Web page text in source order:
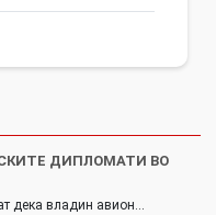
ДИПЛОМАТИ ВО
дека владин авион…